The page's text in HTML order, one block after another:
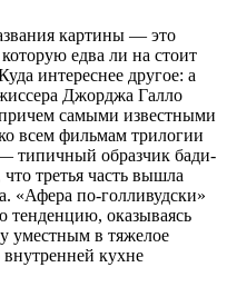
картины — это
едва ли на стоит
интереснее другое: а
Джорджа Галло
самыми известными
всем фильмам трилогии
типичный образчик бади-
третья часть вышла
«Афера по-голливудски»
тенденцию, оказываясь
уместным в тяжелое
кухне